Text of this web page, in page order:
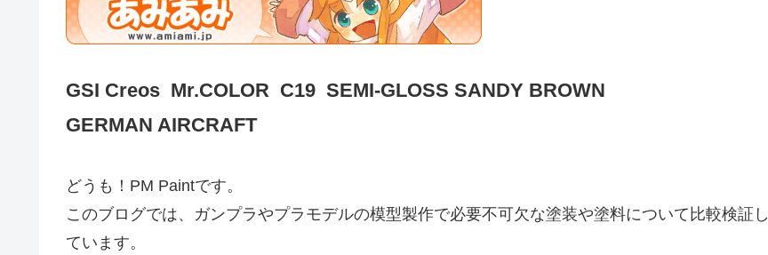
GSI Creos Mr.COLOR C19 SEMI-GLOSS SANDY BROWN
GERMAN AIRCRAFT
どうも！PM Paintです。
このブログでは、ガンプラやプラモデルの模型製作で必要不可欠な塗装や塗料について比較検証し
ています。